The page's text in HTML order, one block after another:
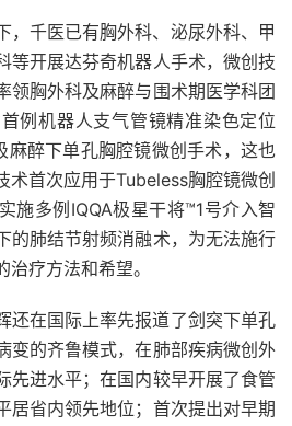
千医已有胸外科、泌尿外科、甲
等开展达芬奇机器人手术，微创技
领胸外科及麻醉与围术期医学科团
例机器人支气管镜精准染色定位
麻醉下单孔胸腔镜微创手术，这也
术首次应用于Tubeless胸腔镜微创
施多例IQQA极星干将™1号介入智
的肺结节射频消融术，为无法施行
疗方法和希望。
在国际上率先报道了剑突下单孔
变的齐鲁模式，在肺部疾病微创外
先进水平；在国内较早开展了食管
居省内领先地位；首次提出对早期